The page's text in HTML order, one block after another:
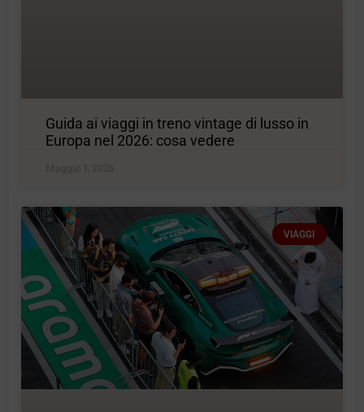
Guida ai viaggi in treno vintage di lusso in
Europa nel 2026: cosa vedere
Maggio 1, 2026
VIAGGI